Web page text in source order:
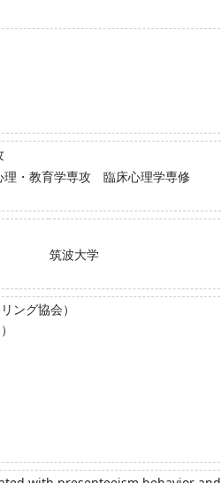
理・教育学専攻 臨床心理学専修
筑波大学
ング協会）